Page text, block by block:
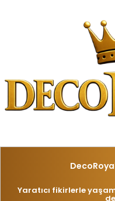
Yaratıcı fikirlerle